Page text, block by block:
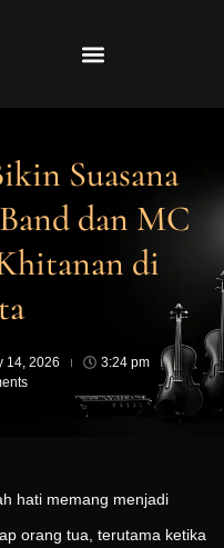
Suasana
dan MC
di
14, 2026
3:24 pm
hati memang menjadi
orang tua, terutama ketika